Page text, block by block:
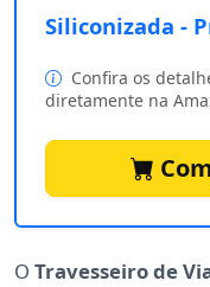
Siliconizada -
Confira os
diretamente na
O Travesseiro de